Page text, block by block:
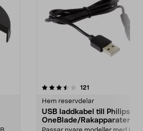
121
Hem reservdelar
USB laddkabel till Philips
OneBlade/Rakapparater
4.5 av 5 stjärnor